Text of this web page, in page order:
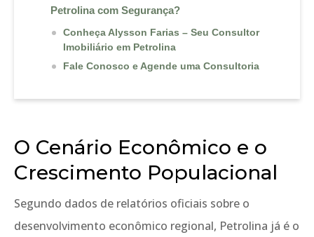
Petrolina com Segurança?
Conheça Alysson Farias – Seu Consultor
Imobiliário em Petrolina
Fale Conosco e Agende uma Consultoria
O Cenário Econômico e o
Crescimento Populacional
Segundo dados de relatórios oficiais sobre o
desenvolvimento econômico regional, Petrolina já é o